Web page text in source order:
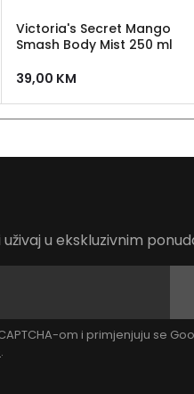
Victoria's Secret Mango
Smash Body Mist 250 ml
39,00 KM
u ekskluzivnim
om i primjenjuju se
.